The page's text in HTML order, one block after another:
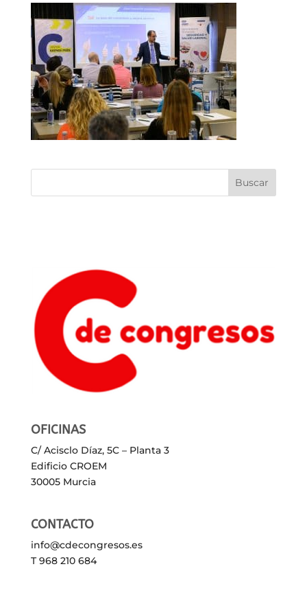
OFICINAS
C/ Acisclo Díaz, 5C – Planta 3
Edificio CROEM
30005 Murcia
CONTACTO
info@cdecongresos.es
T 968 210 684